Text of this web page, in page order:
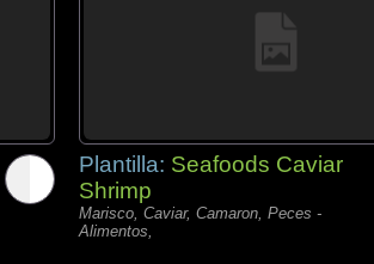
Plantilla: Seafoods Caviar
Shrimp
Marisco, Caviar, Camaron, Peces -
Alimentos,